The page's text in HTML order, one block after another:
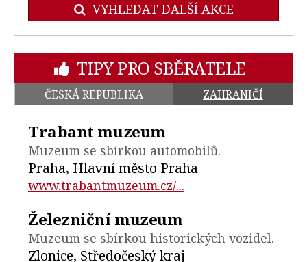
VYHLEDAT DALŠÍ AKCE
TIPY PRO SBĚRATELE
ČESKÁ REPUBLIKA ZAHRANIČÍ
Trabant muzeum
Muzeum se sbírkou automobilů.
Praha, Hlavní město Praha
www.trabantmuzeum.cz/...
Železniční muzeum
Muzeum se sbírkou historických vozidel.
Zlonice, Středočeský kraj